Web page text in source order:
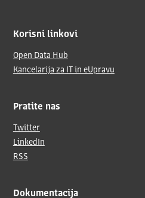
Korisni linkovi
Open Data Hub
Kancelarija za IT in eUpravu
Pratite nas
Twitter
LinkedIn
RSS
Dokumentacija